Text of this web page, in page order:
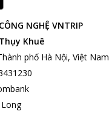
NGHỆ VNTRIP
Khuê
phố Hà Nội, Việt Nam